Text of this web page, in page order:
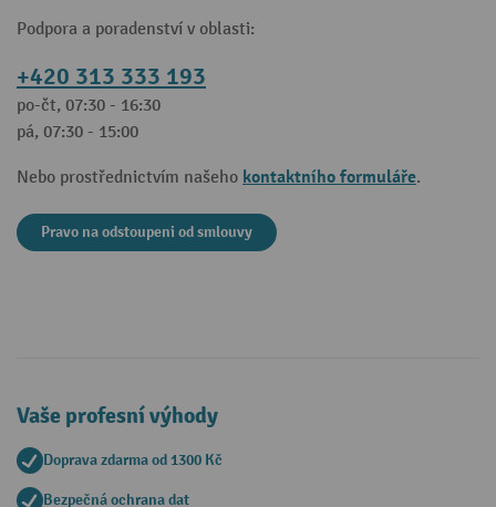
Podpora a poradenství v oblasti:
+420 313 333 193
po-čt, 07:30 - 16:30
pá, 07:30 - 15:00
Nebo prostřednictvím našeho kontaktního formuláře.
Pravo na odstoupeni od smlouvy
Vaše profesní výhody
Doprava zdarma od 1300 Kč
Bezpečná ochrana dat